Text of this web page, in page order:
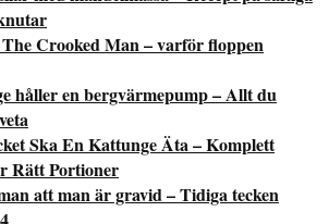
Crooked Man – varför floppen
håller en bergvärmepump – Allt du
Ska En Kattunge Äta – Komplett
Rätt Portioner
att man är gravid – Tidiga tecken